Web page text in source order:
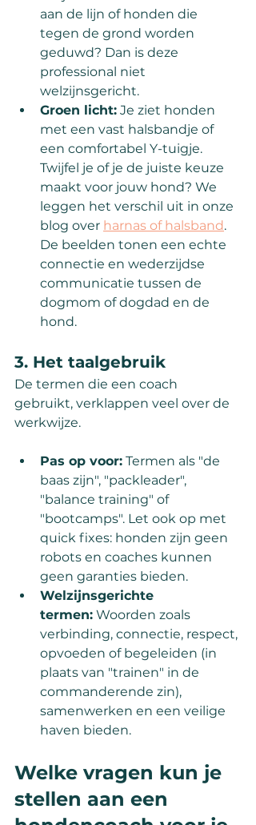
aan de lijn of honden die
tegen de grond worden
geduwd? Dan is deze
professional niet
welzijnsgericht.
Groen licht: Je ziet honden
met een vast halsbandje of
een comfortabel Y-tuigje.
Twijfel je of je de juiste keuze
maakt voor jouw hond? We
leggen het verschil uit in onze
blog over harnas of halsband.
De beelden tonen een echte
connectie en wederzijdse
communicatie tussen de
dogmom of dogdad en de
hond.
3. Het taalgebruik
De termen die een coach
gebruikt, verklappen veel over de
werkwijze.
Pas op voor: Termen als "de
baas zijn", "packleader",
"balance training" of
"bootcamps". Let ook op met
quick fixes: honden zijn geen
robots en coaches kunnen
geen garanties bieden.
Welzijnsgerichte
termen: Woorden zoals
verbinding, connectie, respect,
opvoeden of begeleiden (in
plaats van "trainen" in de
commanderende zin),
samenwerken en een veilige
haven bieden.
Welke vragen kun je
stellen aan een